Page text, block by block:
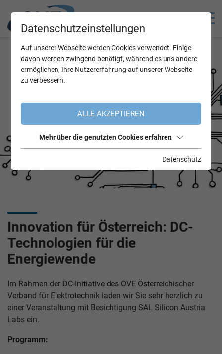
Innovation für Österreich: DC-
Technologien für die
Energiewende
Im Rahmen der DC-Initiative des OVE Österreichischer
Verband für Elektrotechnik laden wir Sie sehr herzlich zu
einer Veranstaltung mit Besichtigung SAL Silicon Austria
Labs ein.
Programm:
Datenschutzeinstellungen
Auf unserer Webseite werden Cookies verwendet. Einige
davon werden zwingend benötigt, während es uns andere
ermöglichen, Ihre Nutzererfahrung auf unserer Webseite
zu verbessern.
ALLE AKZEPTIEREN
Mehr über die genutzten Cookies erfahren
Datenschutz